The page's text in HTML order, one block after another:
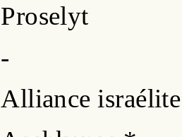
Proselyt
-
Alliance